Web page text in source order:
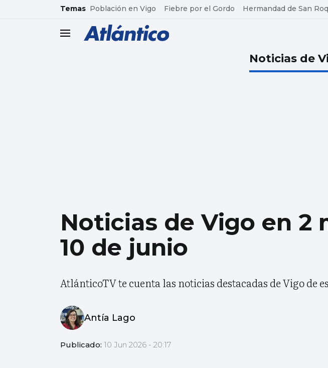
common.go-to-content
Temas Población en Vigo Fiebre por el Gordo Hermandad de San
header.menu.open
Noticias de
Noticias de Vigo en 2
10 de junio
AtlánticoTV te cuenta las noticias destacadas de Vigo de
Antía Lago
Publicado: 10 Jun 2026 - 20:17